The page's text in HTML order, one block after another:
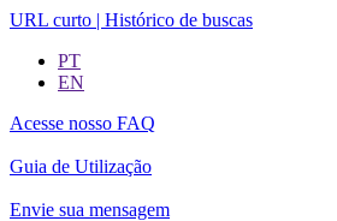
URL curto | Histórico de buscas
PT
EN
Acesse nosso FAQ
Guia de Utilização
Envie sua mensagem